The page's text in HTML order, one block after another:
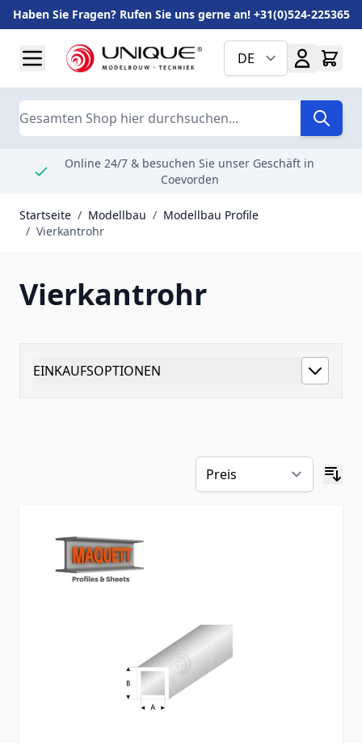
Haben Sie Fragen? Rufen Sie uns gerne an! +31(0)524-225365
DE
Suche
Online 24/7 & besuchen Sie unser Geschäft in
Coevorden
Startseite / Modellbau / Modellbau Profile
/ Vierkantrohr
Vierkantrohr
EINKAUFSOPTIONEN